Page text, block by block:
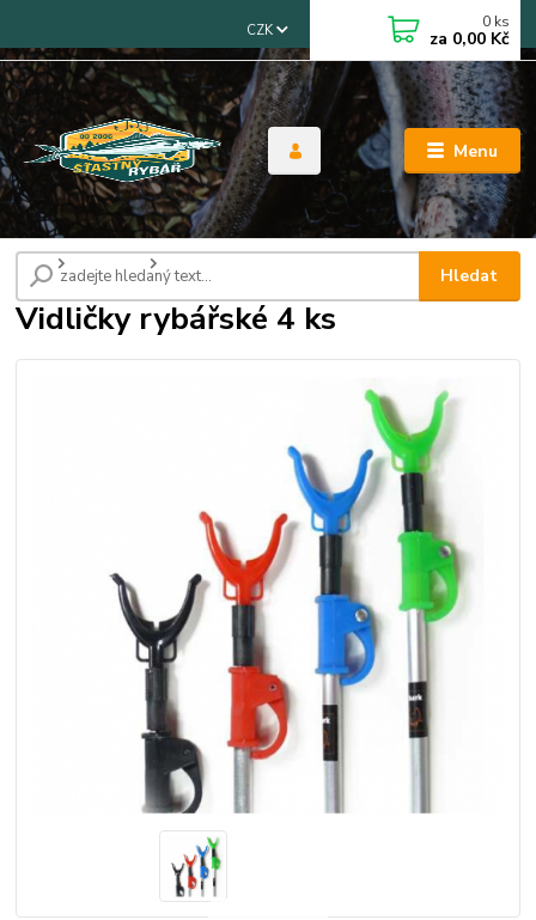
Menu
CZK
Hledat
0 ks
za 0,00 Kč
Úvod Akční sety Vidličky rybářské 4 ks
Vidličky rybářské 4 ks